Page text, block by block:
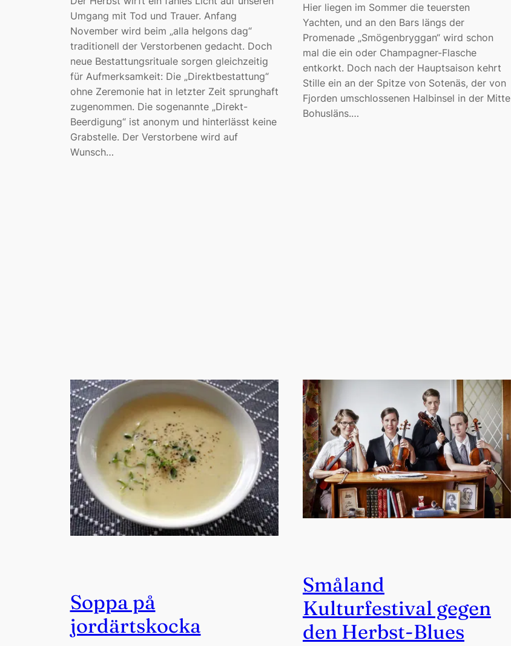
Umgang mit Tod und Trauer. Anfang
November wird beim „alla helgons dag“
traditionell der Verstorbenen gedacht. Doch
neue Bestattungsrituale sorgen gleichzeitig
für Aufmerksamkeit: Die „Direktbestattung“
ohne Zeremonie hat in letzter Zeit sprunghaft
zugenommen. Die sogenannte „Direkt-
Beerdigung“ ist anonym und hinterlässt keine
Grabstelle. Der Verstorbene wird auf
Wunsch…
Hier liegen im Sommer die teuersten
Yachten, und an den Bars längs der
Promenade „Smögenbryggan“ wird schon
mal die ein oder Champagner-Flasche
entkorkt. Doch nach der Hauptsaison kehrt
Stille ein an der Spitze von Sotenäs, der von
Fjorden umschlossenen Halbinsel in der Mitte
Bohusläns.…
Soppa på
jordärtskocka
Småland
Kulturfestival gegen
den Herbst-Blues